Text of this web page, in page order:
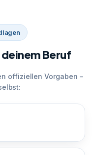
Beruf
offiziellen Vorgaben –